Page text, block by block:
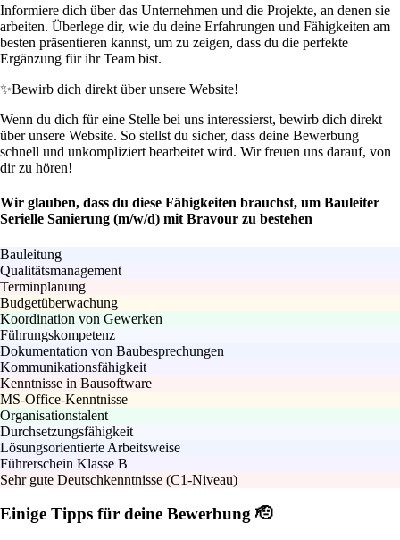
Informiere dich über das Unternehmen und die Projekte, an denen sie
arbeiten. Überlege dir, wie du deine Erfahrungen und Fähigkeiten am
besten präsentieren kannst, um zu zeigen, dass du die perfekte
Ergänzung für ihr Team bist.
✨Bewirb dich direkt über unsere Website!
Wenn du dich für eine Stelle bei uns interessierst, bewirb dich direkt
über unsere Website. So stellst du sicher, dass deine Bewerbung
schnell und unkompliziert bearbeitet wird. Wir freuen uns darauf, von
dir zu hören!
Wir glauben, dass du diese Fähigkeiten brauchst, um Bauleiter
Serielle Sanierung (m/w/d) mit Bravour zu bestehen
Bauleitung
Qualitätsmanagement
Terminplanung
Budgetüberwachung
Koordination von Gewerken
Führungskompetenz
Dokumentation von Baubesprechungen
Kommunikationsfähigkeit
Kenntnisse in Bausoftware
MS-Office-Kenntnisse
Organisationstalent
Durchsetzungsfähigkeit
Lösungsorientierte Arbeitsweise
Führerschein Klasse B
Sehr gute Deutschkenntnisse (C1-Niveau)
Einige Tipps für deine Bewerbung 🫡